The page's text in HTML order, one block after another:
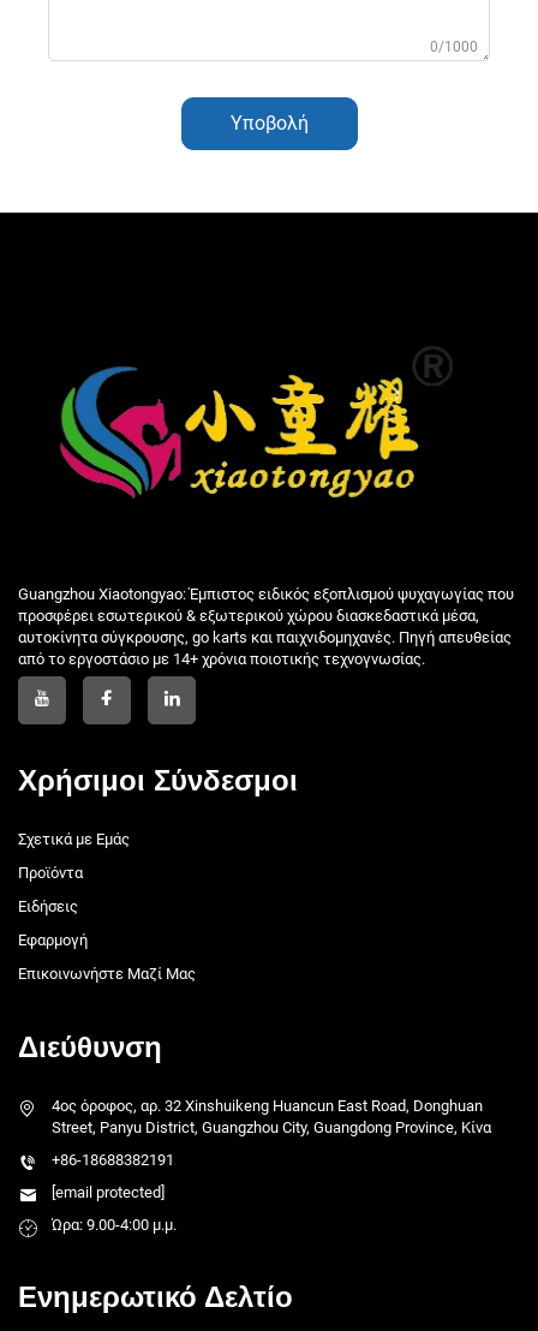
0/1000
Υποβολή
Guangzhou Xiaotongyao: Έμπιστος ειδικός εξοπλισμού ψυχαγωγίας που
προσφέρει εσωτερικού & εξωτερικού χώρου διασκεδαστικά μέσα,
αυτοκίνητα σύγκρουσης, go karts και παιχνιδομηχανές. Πηγή απευθείας
από το εργοστάσιο με 14+ χρόνια ποιοτικής τεχνογνωσίας.
Χρήσιμοι Σύνδεσμοι
Σχετικά με Εμάς
Προϊόντα
Ειδήσεις
Εφαρμογή
Επικοινωνήστε Μαζί Μας
Διεύθυνση
4ος όροφος, αρ. 32 Xinshuikeng Huancun East Road, Donghuan
Street, Panyu District, Guangzhou City, Guangdong Province, Κίνα
+86-18688382191
[email protected]
Ώρα: 9.00-4:00 μ.μ.
Ενημερωτικό Δελτίο